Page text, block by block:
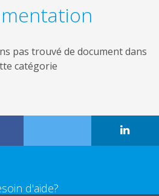
pas trouvé de document dans
catégorie
d'aide?